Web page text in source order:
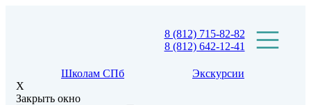
8 (812) 715-82-82
8 (812) 642-12-41
Школам СПб
Экскурсии
X
Закрыть окно